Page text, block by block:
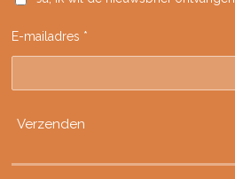
k
a
m
E-mailadres *
Verzenden